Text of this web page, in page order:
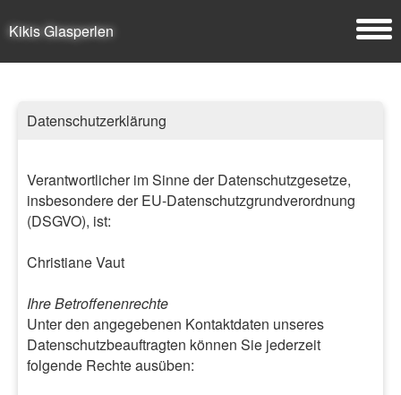
Kikis Glasperlen
Datenschutzerklärung
Verantwortlicher im Sinne der Datenschutzgesetze,
insbesondere der EU-Datenschutzgrundverordnung
(DSGVO), ist:
Christiane Vaut
Ihre Betroffenenrechte
Unter den angegebenen Kontaktdaten unseres
Datenschutzbeauftragten können Sie jederzeit
folgende Rechte ausüben: